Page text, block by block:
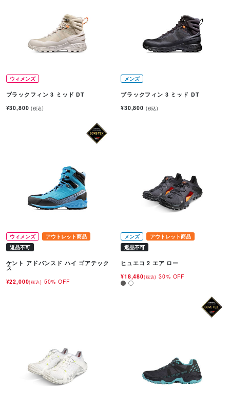
ウィメンズ
ブラックフィン 3 ミッド DT
¥30,800(税込)
メンズ
ブラックフィン 3 ミッド DT
¥30,800 (税込)
ウィメンズ
アウトレット商品
返品不可
ケント アドバンスド ハイ ゴアテック
ス
¥22,000(税込) 50% OFF
メンズ
アウトレット商品
返品不可
ヒュエコ 2 エア ロー
¥18,480(税込) 30% OFF